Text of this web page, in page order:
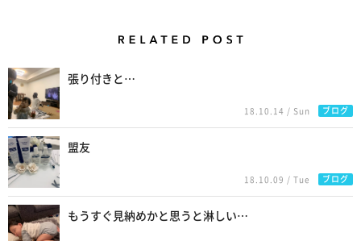
張り付きと…
18.10.14 / Sun ブログ
盟友
18.10.09 / Tue ブログ
もうすぐ見納めかと思うと淋しい…